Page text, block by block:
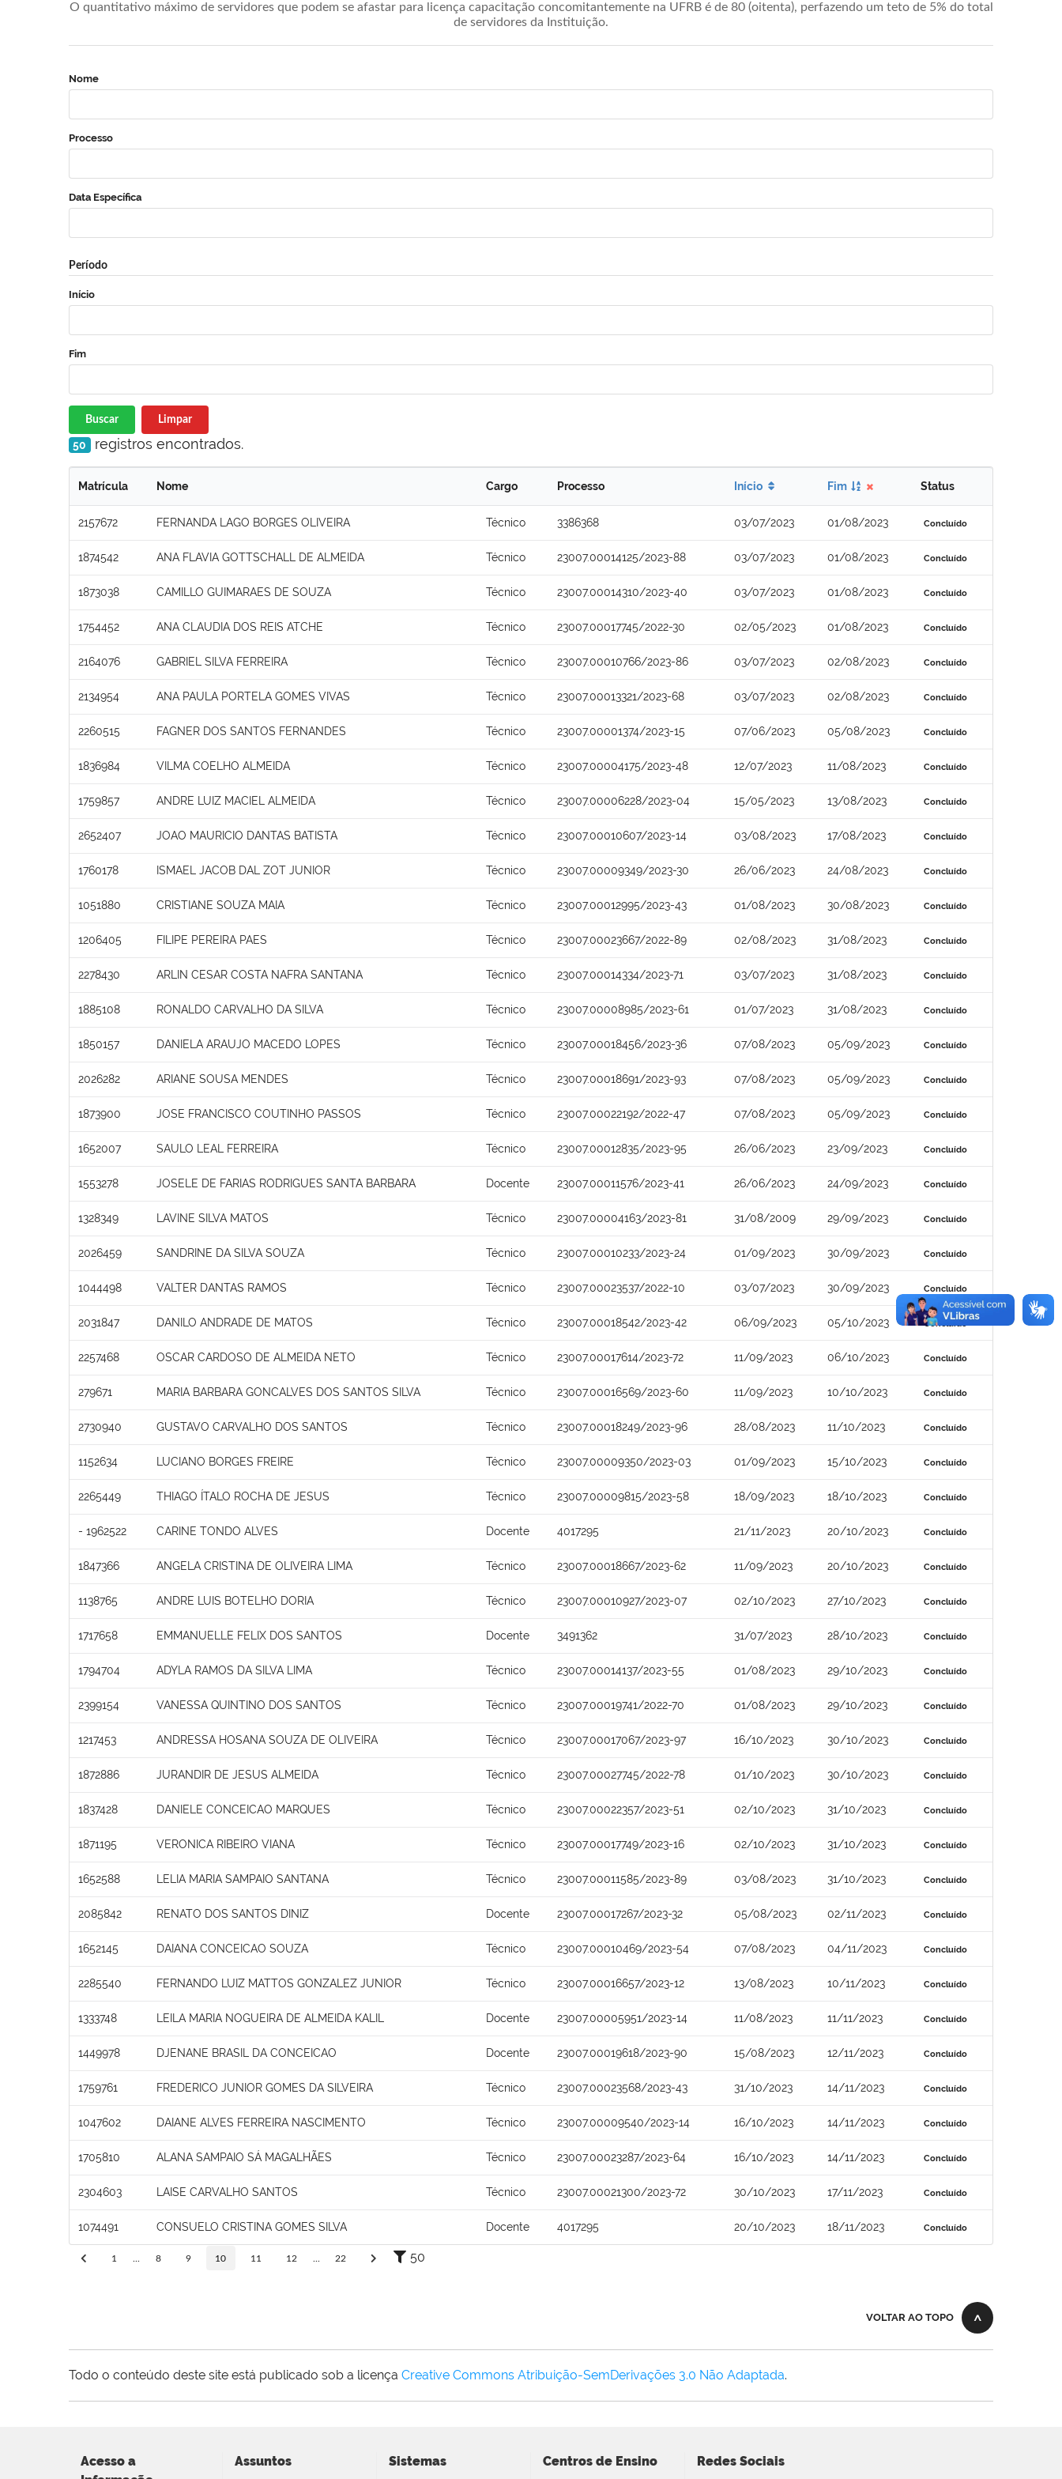
O quantitativo máximo de servidores que podem se afastar para licença capacitação concomitantemente na UFRB é de 80 (oitenta), perfazendo um teto de 5% do total
de servidores da Instituição.
Nome
Processo
Data Específica
Período
Início
Fim
Buscar Limpar
50 registros encontrados.
Matrícula Nome Cargo Processo Início Fim Status
2157672 FERNANDA LAGO BORGES OLIVEIRA Técnico 3386368 03/07/2023 01/08/2023 Concluído
1874542 ANA FLAVIA GOTTSCHALL DE ALMEIDA Técnico 23007.00014125/2023-88 03/07/2023 01/08/2023 Concluído
1873038 CAMILLO GUIMARAES DE SOUZA Técnico 23007.00014310/2023-40 03/07/2023 01/08/2023 Concluído
1754452 ANA CLAUDIA DOS REIS ATCHE Técnico 23007.00017745/2022-30 02/05/2023 01/08/2023 Concluído
2164076 GABRIEL SILVA FERREIRA Técnico 23007.00010766/2023-86 03/07/2023 02/08/2023 Concluído
2134954 ANA PAULA PORTELA GOMES VIVAS Técnico 23007.00013321/2023-68 03/07/2023 02/08/2023 Concluído
2260515 FAGNER DOS SANTOS FERNANDES Técnico 23007.00001374/2023-15 07/06/2023 05/08/2023 Concluído
1836984 VILMA COELHO ALMEIDA Técnico 23007.00004175/2023-48 12/07/2023 11/08/2023 Concluído
1759857 ANDRE LUIZ MACIEL ALMEIDA Técnico 23007.00006228/2023-04 15/05/2023 13/08/2023 Concluído
2652407 JOAO MAURICIO DANTAS BATISTA Técnico 23007.00010607/2023-14 03/08/2023 17/08/2023 Concluído
1760178 ISMAEL JACOB DAL ZOT JUNIOR Técnico 23007.00009349/2023-30 26/06/2023 24/08/2023 Concluído
1051880 CRISTIANE SOUZA MAIA Técnico 23007.00012995/2023-43 01/08/2023 30/08/2023 Concluído
1206405 FILIPE PEREIRA PAES Técnico 23007.00023667/2022-89 02/08/2023 31/08/2023 Concluído
2278430 ARLIN CESAR COSTA NAFRA SANTANA Técnico 23007.00014334/2023-71 03/07/2023 31/08/2023 Concluído
1885108 RONALDO CARVALHO DA SILVA Técnico 23007.00008985/2023-61 01/07/2023 31/08/2023 Concluído
1850157 DANIELA ARAUJO MACEDO LOPES Técnico 23007.00018456/2023-36 07/08/2023 05/09/2023 Concluído
2026282 ARIANE SOUSA MENDES Técnico 23007.00018691/2023-93 07/08/2023 05/09/2023 Concluído
1873900 JOSE FRANCISCO COUTINHO PASSOS Técnico 23007.00022192/2022-47 07/08/2023 05/09/2023 Concluído
1652007 SAULO LEAL FERREIRA Técnico 23007.00012835/2023-95 26/06/2023 23/09/2023 Concluído
1553278 JOSELE DE FARIAS RODRIGUES SANTA BARBARA Docente 23007.00011576/2023-41 26/06/2023 24/09/2023 Concluído
1328349 LAVINE SILVA MATOS Técnico 23007.00004163/2023-81 31/08/2009 29/09/2023 Concluído
2026459 SANDRINE DA SILVA SOUZA Técnico 23007.00010233/2023-24 01/09/2023 30/09/2023 Concluído
1044498 VALTER DANTAS RAMOS Técnico 23007.00023537/2022-10 03/07/2023 30/09/2023 Concluído
2031847 DANILO ANDRADE DE MATOS Técnico 23007.00018542/2023-42 06/09/2023 05/10/2023 Concluído
2257468 OSCAR CARDOSO DE ALMEIDA NETO Técnico 23007.00017614/2023-72 11/09/2023 06/10/2023 Concluído
279671 MARIA BARBARA GONCALVES DOS SANTOS SILVA Técnico 23007.00016569/2023-60 11/09/2023 10/10/2023 Concluído
2730940 GUSTAVO CARVALHO DOS SANTOS Técnico 23007.00018249/2023-96 28/08/2023 11/10/2023 Concluído
1152634 LUCIANO BORGES FREIRE Técnico 23007.00009350/2023-03 01/09/2023 15/10/2023 Concluído
2265449 THIAGO ÍTALO ROCHA DE JESUS Técnico 23007.00009815/2023-58 18/09/2023 18/10/2023 Concluído
- 1962522 CARINE TONDO ALVES Docente 4017295 21/11/2023 20/10/2023 Concluído
1847366 ANGELA CRISTINA DE OLIVEIRA LIMA Técnico 23007.00018667/2023-62 11/09/2023 20/10/2023 Concluído
1138765 ANDRE LUIS BOTELHO DORIA Técnico 23007.00010927/2023-07 02/10/2023 27/10/2023 Concluído
1717658 EMMANUELLE FELIX DOS SANTOS Docente 3491362 31/07/2023 28/10/2023 Concluído
1794704 ADYLA RAMOS DA SILVA LIMA Técnico 23007.00014137/2023-55 01/08/2023 29/10/2023 Concluído
2399154 VANESSA QUINTINO DOS SANTOS Técnico 23007.00019741/2022-70 01/08/2023 29/10/2023 Concluído
1217453 ANDRESSA HOSANA SOUZA DE OLIVEIRA Técnico 23007.00017067/2023-97 16/10/2023 30/10/2023 Concluído
1872886 JURANDIR DE JESUS ALMEIDA Técnico 23007.00027745/2022-78 01/10/2023 30/10/2023 Concluído
1837428 DANIELE CONCEICAO MARQUES Técnico 23007.00022357/2023-51 02/10/2023 31/10/2023 Concluído
1871195 VERONICA RIBEIRO VIANA Técnico 23007.00017749/2023-16 02/10/2023 31/10/2023 Concluído
1652588 LELIA MARIA SAMPAIO SANTANA Técnico 23007.00011585/2023-89 03/08/2023 31/10/2023 Concluído
2085842 RENATO DOS SANTOS DINIZ Docente 23007.00017267/2023-32 05/08/2023 02/11/2023 Concluído
1652145 DAIANA CONCEICAO SOUZA Técnico 23007.00010469/2023-54 07/08/2023 04/11/2023 Concluído
2285540 FERNANDO LUIZ MATTOS GONZALEZ JUNIOR Técnico 23007.00016657/2023-12 13/08/2023 10/11/2023 Concluído
1333748 LEILA MARIA NOGUEIRA DE ALMEIDA KALIL Docente 23007.00005951/2023-14 11/08/2023 11/11/2023 Concluído
1449978 DJENANE BRASIL DA CONCEICAO Docente 23007.00019618/2023-90 15/08/2023 12/11/2023 Concluído
1759761 FREDERICO JUNIOR GOMES DA SILVEIRA Técnico 23007.00023568/2023-43 31/10/2023 14/11/2023 Concluído
1047602 DAIANE ALVES FERREIRA NASCIMENTO Técnico 23007.00009540/2023-14 16/10/2023 14/11/2023 Concluído
1705810 ALANA SAMPAIO SÁ MAGALHÃES Técnico 23007.00023287/2023-64 16/10/2023 14/11/2023 Concluído
2304603 LAISE CARVALHO SANTOS Técnico 23007.00021300/2023-72 30/10/2023 17/11/2023 Concluído
1074491 CONSUELO CRISTINA GOMES SILVA Docente 4017295 20/10/2023 18/11/2023 Concluído
1 8 9 10 11 12 22 50
VOLTAR AO TOPO
Todo o conteúdo deste site está publicado sob a licença Creative Commons Atribuição-SemDerivações 3.0 Não Adaptada.
Acesso a
Assuntos Sistemas Centros de Ensino Redes Sociais